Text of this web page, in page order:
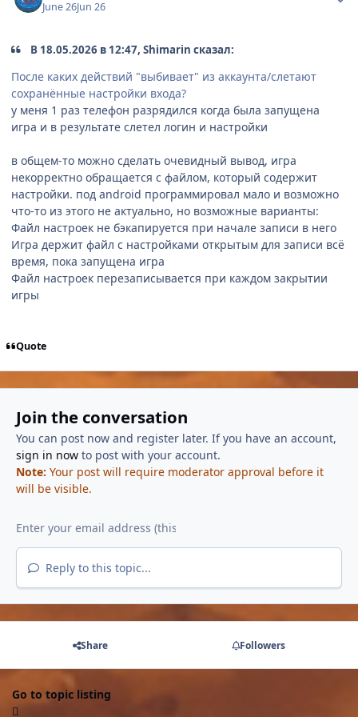
June 26Jun 26
В 18.05.2026 в 12:47, Shimarin сказал:
После каких действий "выбивает" из аккаунта/слетают
сохранённые настройки входа?
у меня 1 раз телефон разрядился когда была запущена
игра и в результате слетел логин и настройки
в общем-то можно сделать очевидный вывод, игра
некорректно обращается с файлом, который содержит
настройки. под android программировал мало и возможно
что-то из этого не актуально, но возможные варианты:
Файл настроек не бэкапируется при начале записи в него
Игра держит файл с настройками открытым для записи всё
время, пока запущена игра
Файл настроек перезаписывается при каждом закрытии
игры
Quote
Join the conversation
You can post now and register later. If you have an account,
sign in nowto post with your account.
Note: Your post will require moderator approval before it
will be visible.
Reply to this topic...
Share Followers
Go to topic listing